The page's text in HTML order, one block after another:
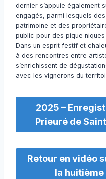
dernier s’appuie également
engagés, parmi lesquels
patrimoine et des
public pour des pique
Dans un esprit festif et
à des rencontres entre
s’enrichissent de
avec les vignerons du
2025 –
Prieuré de
Retour en vidéo
la